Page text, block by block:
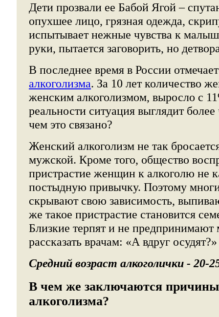
Дети прозвали ее Бабой Ягой –
опухшее лицо, грязная одежда,
испытывает нежные чувства к
руки, пытается заговорить, но
В последнее время в России
алкоголизма. За 10 лет количество
женским алкоголизмом, выросло с
реальности ситуация выглядит
чем это связано?
Женский алкоголизм не так
мужской. Кроме того, общество
пристрастие женщин к алкоголю не
постыдную привычку. Поэтому
скрывают свою зависимость,
же такое пристрастие становится
Близкие терпят и не предпринимают
рассказать врачам: «А вдруг осудят?»
Средний возраст алкоголички - 20-
В чем же заключаются
алкоголизма?